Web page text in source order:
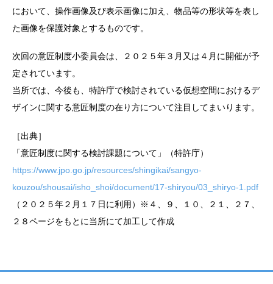
において、操作画像及び表示画像に加え、物品等の形状等を表し
た画像を保護対象とするものです。
次回の意匠制度小委員会は、２０２５年３月又は４月に開催が予
定されています。
当所では、今後も、特許庁で検討されている仮想空間におけるデ
ザインに関する意匠制度の在り方について注目してまいります。
［出典］
「意匠制度に関する検討課題について」（特許庁）
https://www.jpo.go.jp/resources/shingikai/sangyo-
kouzou/shousai/isho_shoi/document/17-shiryou/03_shiryo-1.pdf
（２０２５年２月１７日に利用）※４、９、１０、２１、２７、
２８ページをもとに当所にて加工して作成